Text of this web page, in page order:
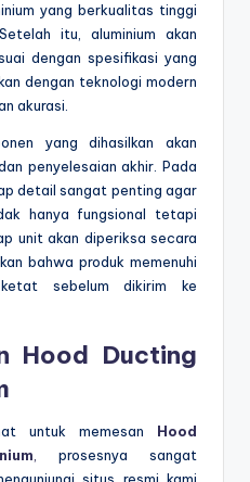
yang berkualitas tinggi
itu, aluminium akan
dengan spesifikasi yang
dengan teknologi modern
akurasi.
yang dihasilkan akan
penyelesaian akhir. Pada
detail sangat penting agar
hanya fungsional tetapi
unit akan diperiksa secara
bahwa produk memenuhi
sebelum dikirim ke
Hood Ducting
untuk memesan Hood
prosesnya sangat